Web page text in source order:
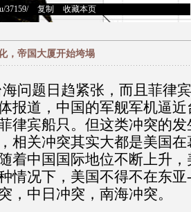
37159/> 复制 收藏本页
，帝国大厦开始垮塌
问题日趋紧张，而且菲律
报道，中国的军舰军机逼
律宾船只。但这类冲突的
相关冲突其实大都是美国
着中国国际地位不断上升
情况下，美国不得不在东亚-
，中日冲突，南海冲突。